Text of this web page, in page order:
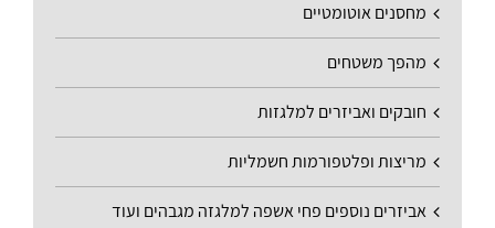
מחסנים אוטומטיים
מהפך משטחים
חובקים ואביזרים למלגזות
מריצות ופלטפורמות חשמליות
אביזרים נוספים פחי אשפה למלגזה מגבהים ועוד